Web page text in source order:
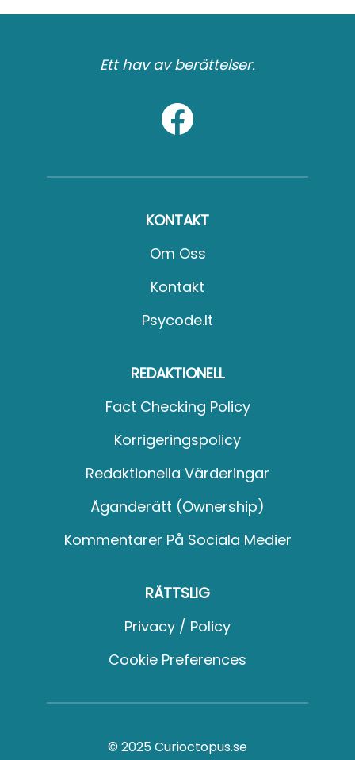
Ett hav av berättelser.
KONTAKT
Om Oss
Kontakt
Psycode.it
REDAKTIONELL
Fact Checking Policy
Korrigeringspolicy
Redaktionella Värderingar
Äganderätt (Ownership)
Kommentarer På Sociala Medier
RÄTTSLIG
Privacy / Policy
Cookie Preferences
© 2025 Curioctopus.se